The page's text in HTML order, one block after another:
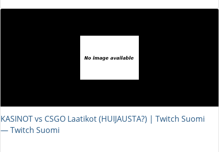
KASINOT vs CSGO Laatikot (HUIJAUSTA?) | Twitch Suomi
― Twitch Suomi